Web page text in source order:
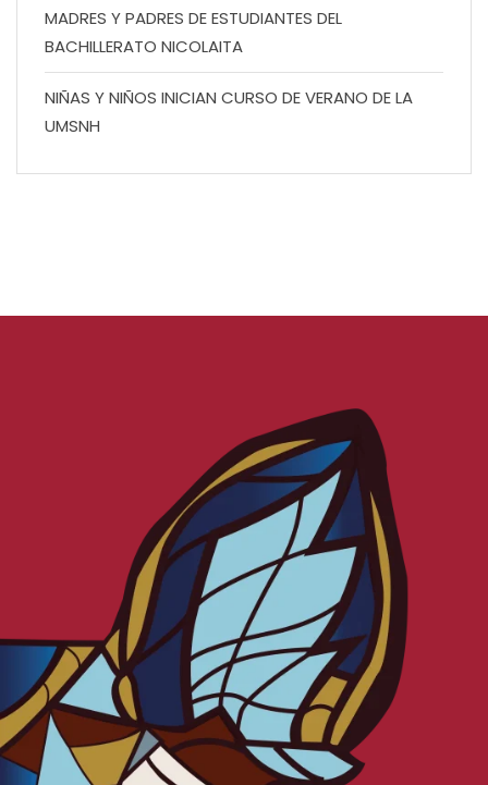
MADRES Y PADRES DE ESTUDIANTES DEL
BACHILLERATO NICOLAITA
NIÑAS Y NIÑOS INICIAN CURSO DE VERANO DE LA
UMSNH